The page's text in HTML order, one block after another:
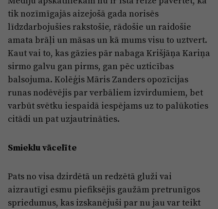
Jūrmala
Par laikrakstu
Privātuma politika
Ētikas kodekss
Lietošanas noteikumi
Pārredzamības paziņojumi
Sludinājumi
tik nozīmīgajās aizejošā gada norisēs
līdzdarbojušies rakstošie, rādošie un raidošie
amata brāļi un māsas un kā mums visu to uztvert.
Kaut vai to, kas gāzies pār nabaga Krišjāņa Kariņa
sirmo galvu gan pirms, gan pēc uzticības
balsojuma. Kolēģis Māris Zanders opozīcijas
runas nodēvējis par verbāliem izvirdumiem, bet
varbūt svētku iespaidā iespējams uz to palūkoties
citādi un pat uzjautrināties.
Smieklu vācelīte
Pats no visa dzirdētā un redzētā gluži vai
aizrautīgi esmu piefiksējis gaužām pretrunīgos
spriedumus, kas izskanējuši par nu jau var teikt